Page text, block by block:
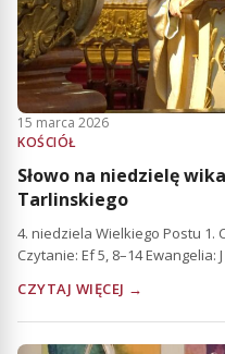
15 marca 2026
KOŚCIÓŁ
Słowo na niedzielę
Tarlinskiego
4. niedziela Wielkiego Postu 1.
Czytanie: Ef 5, 8–14 Ewangelia: J
CZYTAJ WIĘCEJ →